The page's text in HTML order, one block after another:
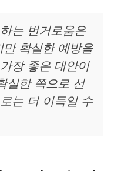
는 번거로움은
확실한 예방을
장 좋은 대안이
실한 쪽으로 선
는 더 이득일 수